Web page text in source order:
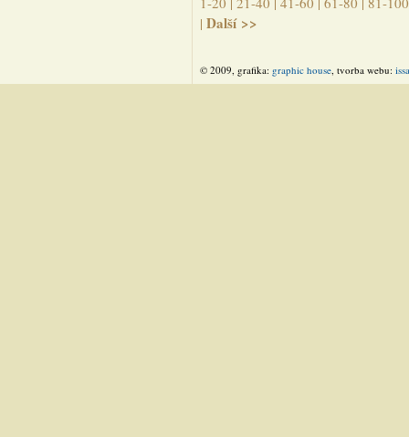
| Další >>
© 2009, grafika: graphic house, tvorba webu: